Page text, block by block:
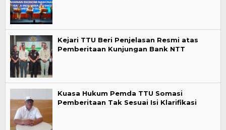
Kejari TTU Beri Penjelasan Resmi atas
Pemberitaan Kunjungan Bank NTT
Kuasa Hukum Pemda TTU Somasi
Pemberitaan Tak Sesuai Isi Klarifikasi